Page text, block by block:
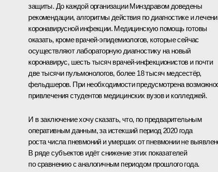
защиты. До каждой организации Минздравом доведены
рекомендации, алгоритмы действия по диагностике и
коронавирусной инфекции. Медицинскую помощь готовы
оказать, кроме врачей-эпидемиологов, которые сейчас
осуществляют лабораторную диагностику на новый
коронавирус, шесть тысяч врачей-инфекционистов и почти
две тысячи пульмонологов, более 18 тысяч медсестёр,
фельдшеров. При необходимости предусмотрена
привлечения студентов медицинских вузов и колледжей.
И в заключение хочу сказать, что, по предварительным
оперативным данным, за истекший период 2020 года
роста числа пневмоний и умерших от пневмонии не
В ряде субъектов идёт снижение этих показателей
по сравнению с аналогичным периодом прошлого года.